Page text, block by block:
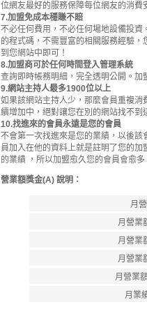
位網友最好的服務保障每位網友的消費
7.加盟免成本穩賺不賠
不必任何費用，不必任何場地設備投
的程式碼，不需豐富的相關服務經驗
到您網站中即可！
8.加盟商可於任何時間登入管理系統
查詢即時帳務明細，完全透明公開。
9.網站主持人最多1900位以上
如果該網站主持人少，那麼會員重複
續增加中，絕對讓您在別的網站找不到
10.找進來的會員永遠是您的會員
不會第一次找進來是您的業績，以後
員加入在他的資料上就是註明了您的
的業績 ，所以加盟愈久您的會員會愈
營業額獎金(A) 說明：
月
月營業
月營業
月營業
月營業
月業